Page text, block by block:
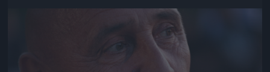
Jön még kép!